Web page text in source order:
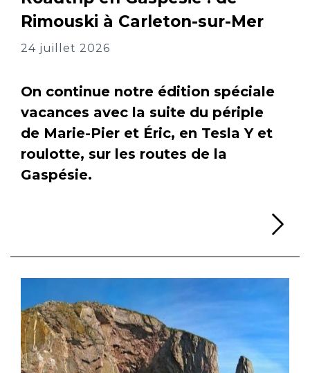
Rimouski à Carleton-sur-Mer
24 juillet 2026
On continue notre édition spéciale
vacances avec la suite du périple
de Marie-Pier et Éric, en Tesla Y et
roulotte, sur les routes de la
Gaspésie.